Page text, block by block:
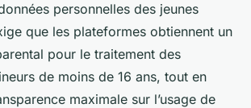
personnelles des jeunes
que les plateformes obtiennent un
pour le traitement des
de moins de 16 ans, tout en
maximale sur l’usage de